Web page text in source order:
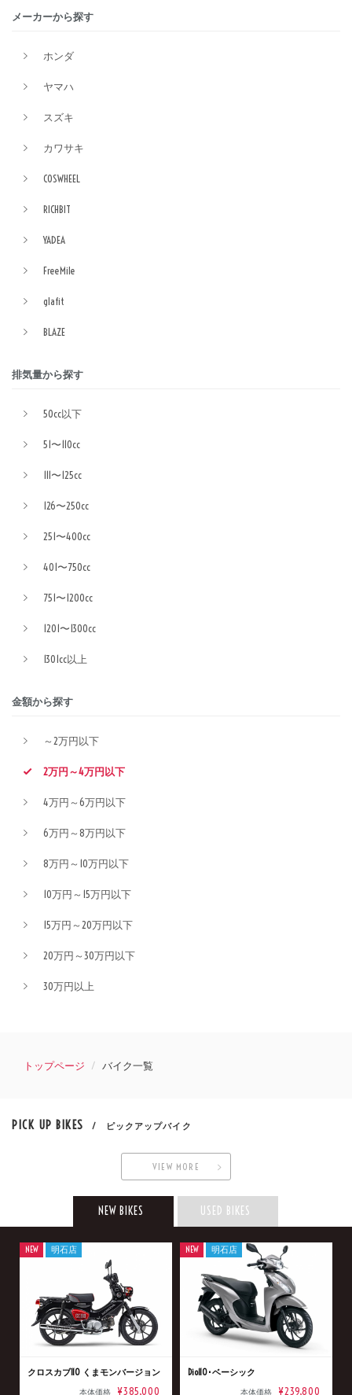
メーカーから探す
ホンダ
ヤマハ
スズキ
カワサキ
COSWHEEL
RICHBIT
YADEA
FreeMile
glafit
BLAZE
排気量から探す
50cc以下
51〜110cc
111〜125cc
126〜250cc
251〜400cc
401〜750cc
751〜1200cc
1201〜1300cc
1301cc以上
金額から探す
～2万円以下
2万円～4万円以下
4万円～6万円以下
6万円～8万円以下
8万円～10万円以下
10万円～15万円以下
15万円～20万円以下
20万円～30万円以下
30万円以上
トップページ バイク一覧
PICK UP BIKES / ピックアップバイク
VIEW MORE
NEW BIKES USED BIKES
クロスカブ110 くまモンバージョン
本体価格 ¥385,000
NEW 明石店
Dio110･ベーシック
本体価格 ¥239,800
NEW 明石店